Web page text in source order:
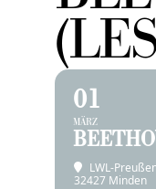
01
MÄRZ
LWL-
32427 Minden